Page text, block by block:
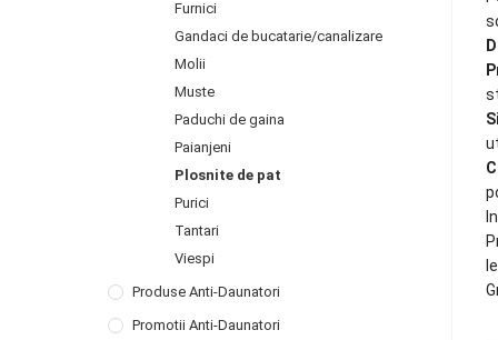
Furnici
Gandaci de bucatarie/canalizare
Molii
Muste
Paduchi de gaina
Paianjeni
Plosnite de pat
Purici
Tantari
Viespi
Produse Anti-Daunatori
Promotii Anti-Daunatori